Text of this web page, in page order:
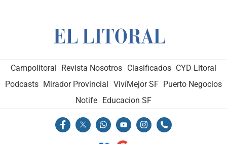
Campolitoral Revista Nosotros Clasificados CYD Litoral
Podcasts Mirador Provincial VivíMejor SF Puerto Negocios
Notife Educacion SF